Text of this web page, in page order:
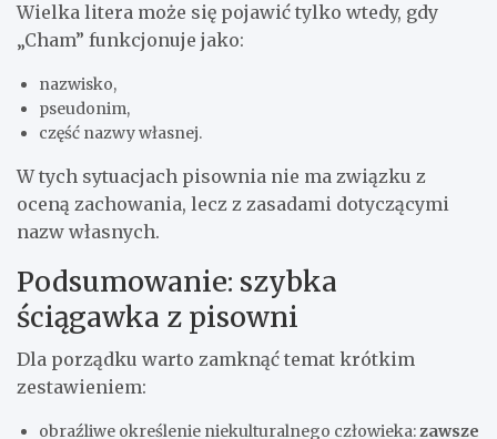
Wielka litera może się pojawić tylko wtedy, gdy
„Cham” funkcjonuje jako:
nazwisko,
pseudonim,
część nazwy własnej.
W tych sytuacjach pisownia nie ma związku z
oceną zachowania, lecz z zasadami dotyczącymi
nazw własnych.
Podsumowanie: szybka
ściągawka z pisowni
Dla porządku warto zamknąć temat krótkim
zestawieniem:
obraźliwe określenie niekulturalnego człowieka:zawsze